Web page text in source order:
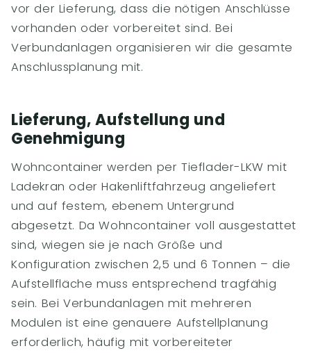
vor der Lieferung, dass die nötigen Anschlüsse
vorhanden oder vorbereitet sind. Bei
Verbundanlagen organisieren wir die gesamte
Anschlussplanung mit.
Lieferung, Aufstellung und
Genehmigung
Wohncontainer werden per Tieflader-LKW mit
Ladekran oder Hakenliftfahrzeug angeliefert
und auf festem, ebenem Untergrund
abgesetzt. Da Wohncontainer voll ausgestattet
sind, wiegen sie je nach Größe und
Konfiguration zwischen 2,5 und 6 Tonnen – die
Aufstellfläche muss entsprechend tragfähig
sein. Bei Verbundanlagen mit mehreren
Modulen ist eine genauere Aufstellplanung
erforderlich, häufig mit vorbereiteter